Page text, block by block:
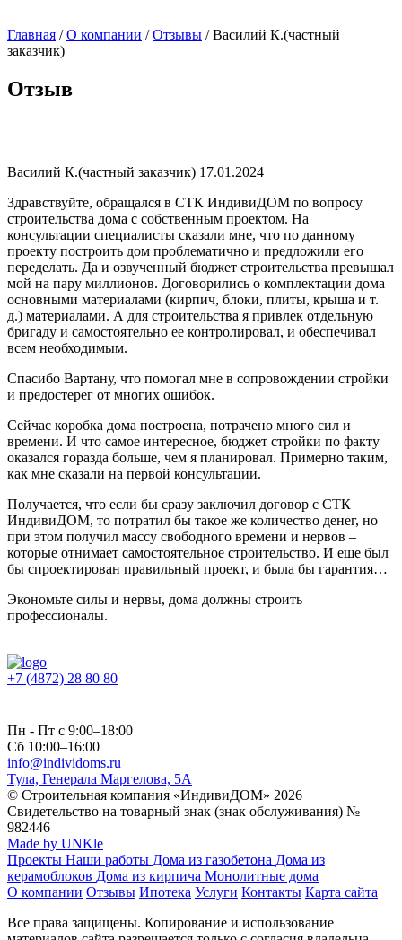
Главная /О компании /Отзывы /Василий К.(частный
заказчик)
Отзыв
Василий К.(частный заказчик) 17.01.2024
Здравствуйте, обращался в СТК ИндивиДОМ по вопросу
строительства дома с собственным проектом. На
консультации специалисты сказали мне, что по данному
проекту построить дом проблематично и предложили его
переделать. Да и озвученный бюджет строительства превышал
мой на пару миллионов. Договорились о комплектации дома
основными материалами (кирпич, блоки, плиты, крыша и т.
д.) материалами. А для строительства я привлек отдельную
бригаду и самостоятельно ее контролировал, и обеспечивал
всем необходимым.
Спасибо Вартану, что помогал мне в сопровождении стройки
и предостерег от многих ошибок.
Сейчас коробка дома построена, потрачено много сил и
времени. И что самое интересное, бюджет стройки по факту
оказался горазда больше, чем я планировал. Примерно таким,
как мне сказали на первой консультации.
Получается, что если бы сразу заключил договор с СТК
ИндивиДОМ, то потратил бы такое же количество денег, но
при этом получил массу свободного времени и нервов –
которые отнимает самостоятельное строительство. И еще был
бы спроектирован правильный проект, и была бы гарантия…
Экономьте силы и нервы, дома должны строить
профессионалы.
+7 (4872) 28 80 80
Пн - Пт с 9:00–18:00
Сб 10:00–16:00
info@individoms.ru
Тула, Генерала Маргелова, 5А
© Строительная компания «ИндивиДОМ» 2026
Свидетельство на товарный знак (знак обслуживания) №
982446
Made by UNKle
Проекты Наши работы Дома из газобетона Дома из
керамоблоков Дома из кирпича Монолитные дома
О компании Отзывы Ипотека Услуги Контакты Карта сайта
Все права защищены. Копирование и использование